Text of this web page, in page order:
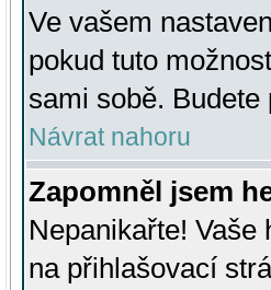
Ve vašem
pokud tuto možnost
sami sobě.
Návrat nahoru
Zapomněl jsem
Nepanikařte!
na přihlašovací